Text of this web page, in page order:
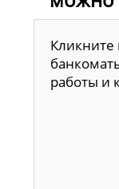
работы и